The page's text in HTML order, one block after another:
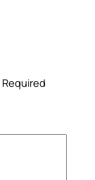
Required